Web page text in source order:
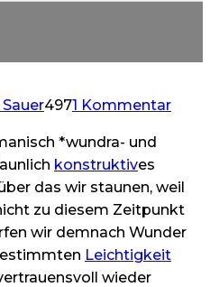
Sauer4971 Kommentarzu
*wundra- und
konstruktives
das wir staunen, weil
zu diesem Zeitpunkt
wir demnach Wunder
Leichtigkeit
wieder